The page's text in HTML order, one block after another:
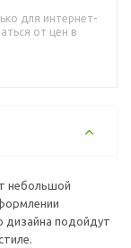
для интернет-
от цен в
небольшой
дизайна подойдут